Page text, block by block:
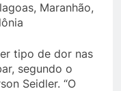
Maranhão,
tipo de dor nas
segundo o
Seidler. “O